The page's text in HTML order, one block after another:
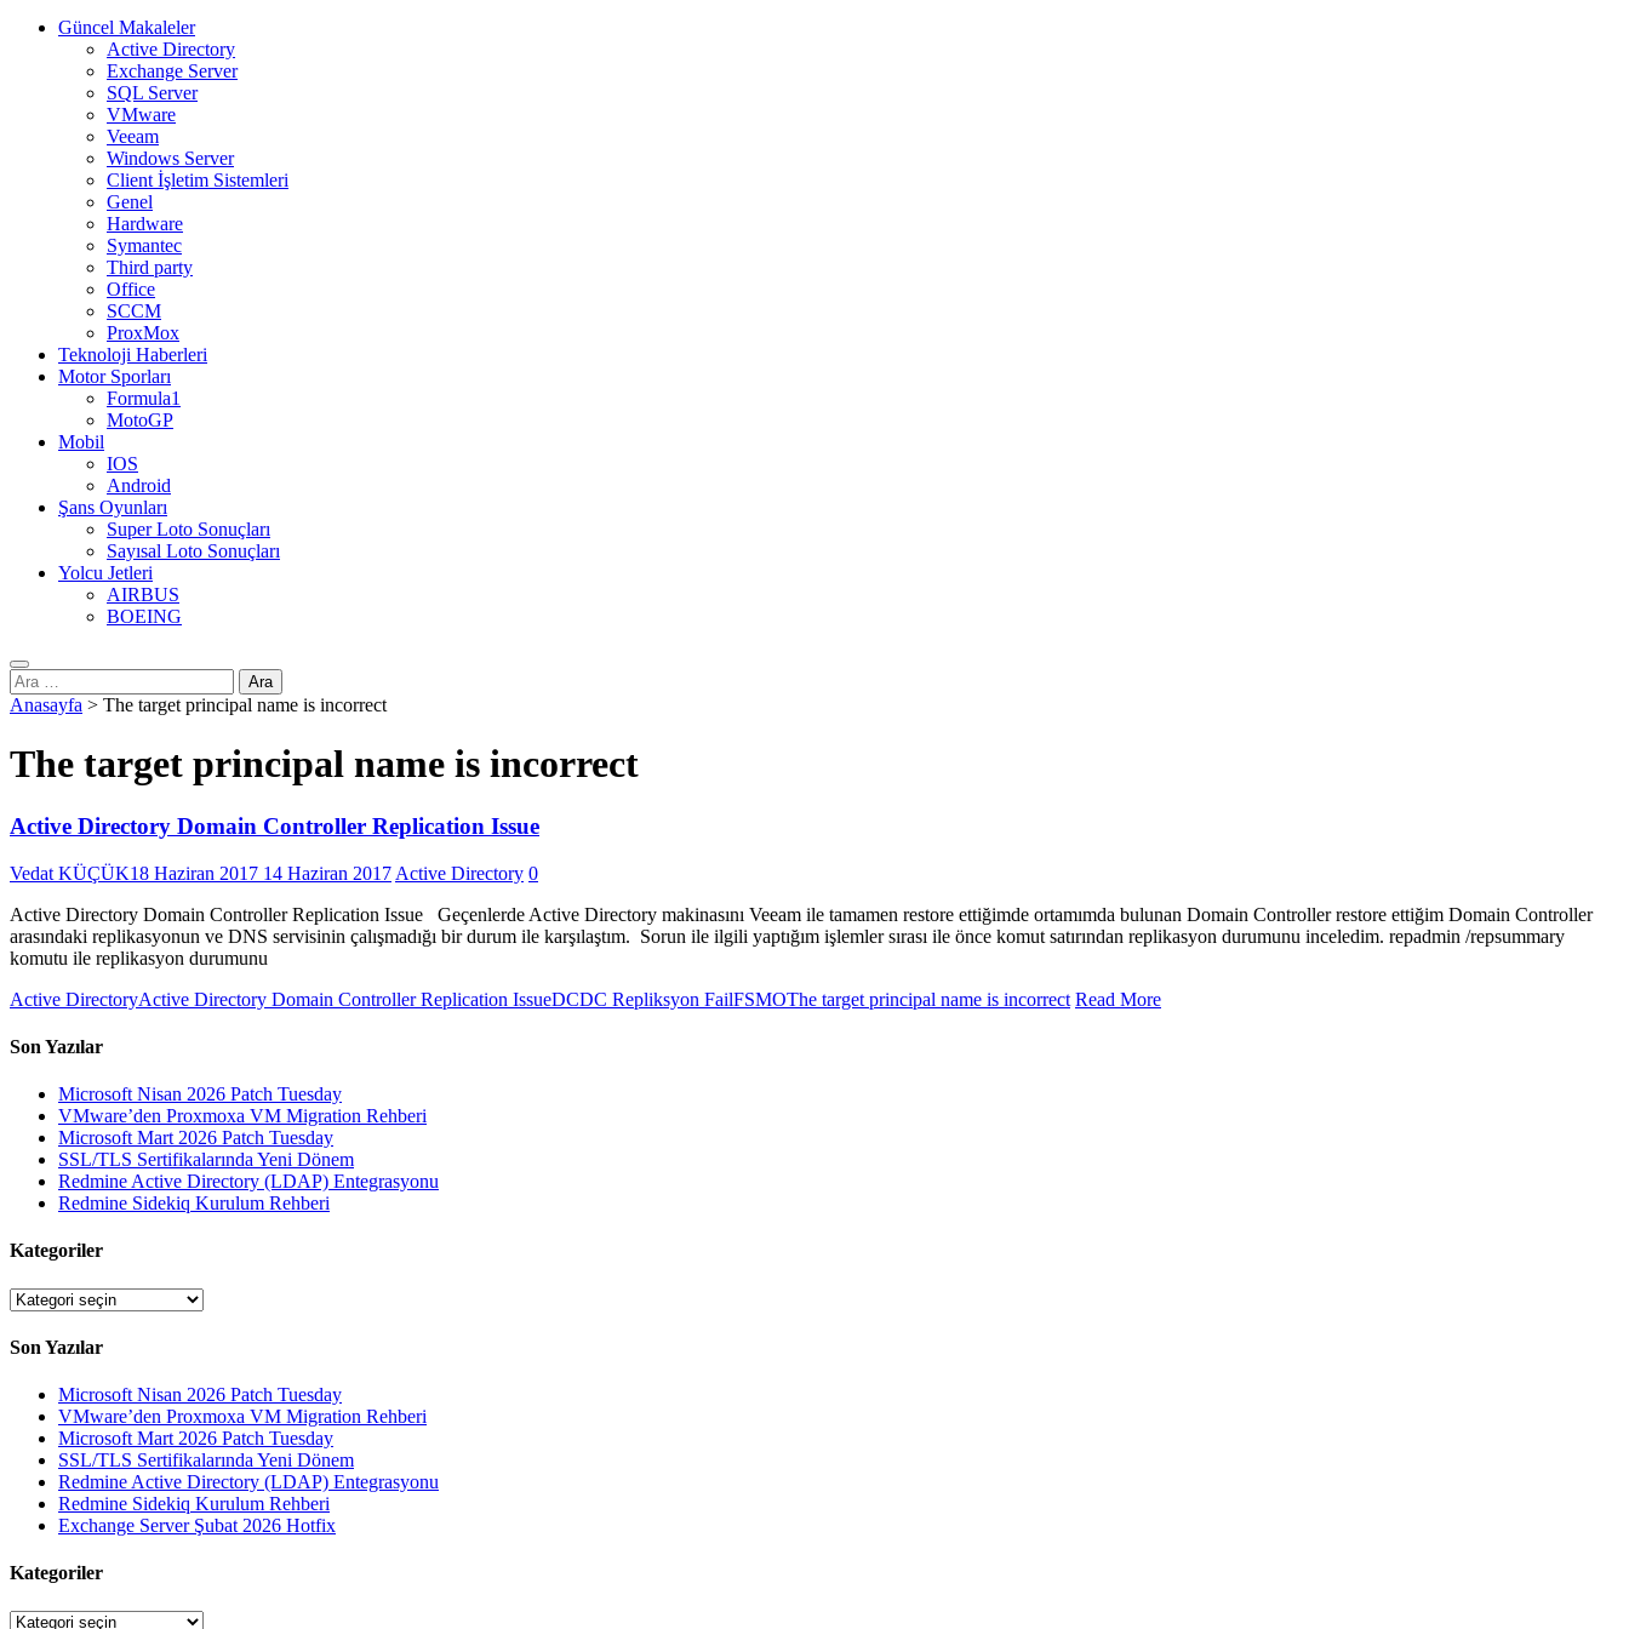
Güncel Makaleler
Active Directory
Exchange Server
SQL Server
VMware
Veeam
Windows Server
Client İşletim Sistemleri
Genel
Hardware
Symantec
Third party
Office
SCCM
ProxMox
Teknoloji Haberleri
Motor Sporları
Formula1
MotoGP
Mobil
IOS
Android
Şans Oyunları
Super Loto Sonuçları
Sayısal Loto Sonuçları
Yolcu Jetleri
AIRBUS
BOEING
Arama:
Anasayfa > The target principal name is incorrect
The target principal name is incorrect
Active Directory Domain Controller Replication Issue
Vedat KÜÇÜK18 Haziran 2017 14 Haziran 2017 Active Directory 0
Active Directory Domain Controller Replication Issue Geçenlerde Active Directory makinasını Veeam ile tamamen restore ettiğimde ortamımda bulunan Domain Controller restore ettiğim Domain Controller
arasındaki replikasyonun ve DNS servisinin çalışmadığı bir durum ile karşılaştım. Sorun ile ilgili yaptığım işlemler sırası ile önce komut satırından replikasyon durumunu inceledim. repadmin /repsummary
komutu ile replikasyon durumunu
Active DirectoryActive Directory Domain Controller Replication IssueDCDC Repliksyon FailFSMOThe target principal name is incorrect Read More
Son Yazılar
Microsoft Nisan 2026 Patch Tuesday
VMware’den Proxmoxa VM Migration Rehberi
Microsoft Mart 2026 Patch Tuesday
SSL/TLS Sertifikalarında Yeni Dönem
Redmine Active Directory (LDAP) Entegrasyonu
Redmine Sidekiq Kurulum Rehberi
Kategoriler
Kategoriler
Son Yazılar
Microsoft Nisan 2026 Patch Tuesday
VMware’den Proxmoxa VM Migration Rehberi
Microsoft Mart 2026 Patch Tuesday
SSL/TLS Sertifikalarında Yeni Dönem
Redmine Active Directory (LDAP) Entegrasyonu
Redmine Sidekiq Kurulum Rehberi
Exchange Server Şubat 2026 Hotfix
Kategoriler
Kategoriler